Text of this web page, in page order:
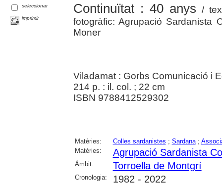
seleccionar
imprimir
Continuïtat : 40 anys /
fotogràfic: Agrupació Sardanista
Moner
Viladamat : Gorbs Comunicació i
214 p. : il. col. ; 22 cm
ISBN 9788412529302
Matèries: Colles sardanistes ; Sardana;
Matèries:
Agrupació Sardanista
Àmbit: Torroella de Montgrí
Cronologia: 1982 - 2022